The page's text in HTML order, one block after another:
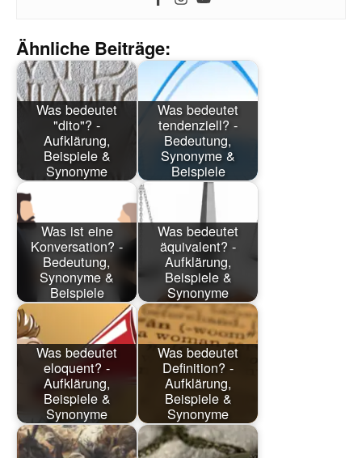
Ähnliche Beiträge:
Was bedeutet
"dito"? -
Aufklärung,
Beispiele &
Synonyme
Was bedeutet
tendenziell? -
Bedeutung,
Synonyme &
Beispiele
Was ist eine
Konversation? -
Bedeutung,
Synonyme &
Beispiele
Was bedeutet
äquivalent? -
Aufklärung,
Beispiele &
Synonyme
Was bedeutet
eloquent? -
Aufklärung,
Beispiele &
Synonyme
Was bedeutet
Definition? -
Aufklärung,
Beispiele &
Synonyme